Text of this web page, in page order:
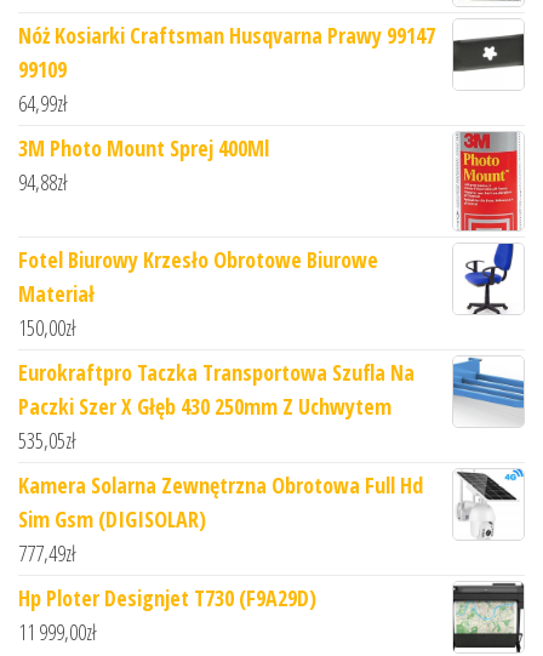
Nóż Kosiarki Craftsman Husqvarna Prawy 99147
99109
64,99zł
3M Photo Mount Sprej 400Ml
94,88zł
Fotel Biurowy Krzesło Obrotowe Biurowe
Materiał
150,00zł
Eurokraftpro Taczka Transportowa Szufla Na
Paczki Szer X Głęb 430 250mm Z Uchwytem
535,05zł
Kamera Solarna Zewnętrzna Obrotowa Full Hd
Sim Gsm (DIGISOLAR)
777,49zł
Hp Ploter Designjet T730 (F9A29D)
11 999,00zł